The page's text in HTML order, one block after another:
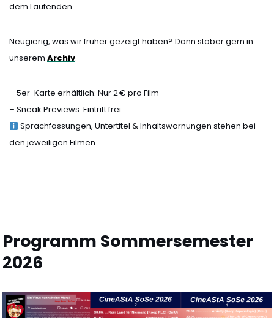
dem Laufenden.
Neugierig, was wir früher gezeigt haben? Dann stöber gern in
unserem Archiv.
– 5er-Karte erhältlich: Nur 2 € pro Film
– Sneak Previews: Eintritt frei
Sprachfassungen, Untertitel & Inhaltswarnungen stehen bei
den jeweiligen Filmen.
Programm Sommersemester
2026